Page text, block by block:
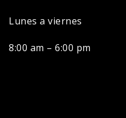
Lunes a viernes
8:00 am – 6:00 pm